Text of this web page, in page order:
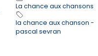
La chance aux chansons
la chance aux chanson -
pascal sevran